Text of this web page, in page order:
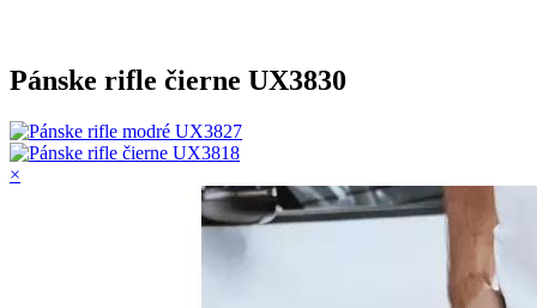
Pánske rifle čierne UX3830
×